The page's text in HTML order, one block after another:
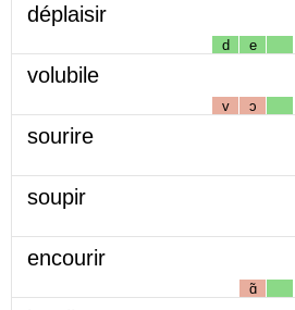
déplaisir
d e
volubile
v ɔ
sourire
soupir
encourir
ɑ̃